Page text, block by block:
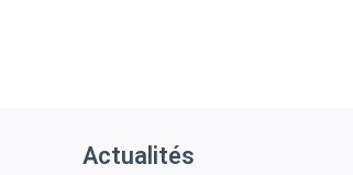
Actualités